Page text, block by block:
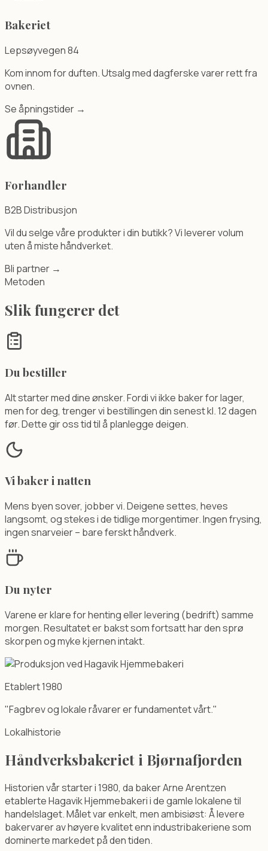
Bakeriet
Lepsøyvegen 84
Kom innom for duften. Utsalg med dagferske varer rett fra
ovnen.
Se åpningstider →
Forhandler
B2B Distribusjon
Vil du selge våre produkter i din butikk? Vi leverer volum
uten å miste håndverket.
Bli partner →
Metoden
Slik fungerer det
Du bestiller
Alt starter med dine ønsker. Fordi vi ikke baker for lager,
men for deg, trenger vi bestillingen din senest kl. 12 dagen
før. Dette gir oss tid til å planlegge deigen.
Vi baker i natten
Mens byen sover, jobber vi. Deigene settes, heves
langsomt, og stekes i de tidlige morgentimer. Ingen frysing,
ingen snarveier – bare ferskt håndverk.
Du nyter
Varene er klare for henting eller levering (bedrift) samme
morgen. Resultatet er bakst som fortsatt har den sprø
skorpen og myke kjernen intakt.
Etablert 1980
"Fagbrev og lokale råvarer er fundamentet vårt."
Lokalhistorie
Håndverksbakeriet i Bjørnafjorden
Historien vår starter i 1980, da baker Arne Arentzen
etablerte Hagavik Hjemmebakeri i de gamle lokalene til
handelslaget. Målet var enkelt, men ambisiøst: Å levere
bakervarer av høyere kvalitet enn industribakeriene som
dominerte markedet på den tiden.